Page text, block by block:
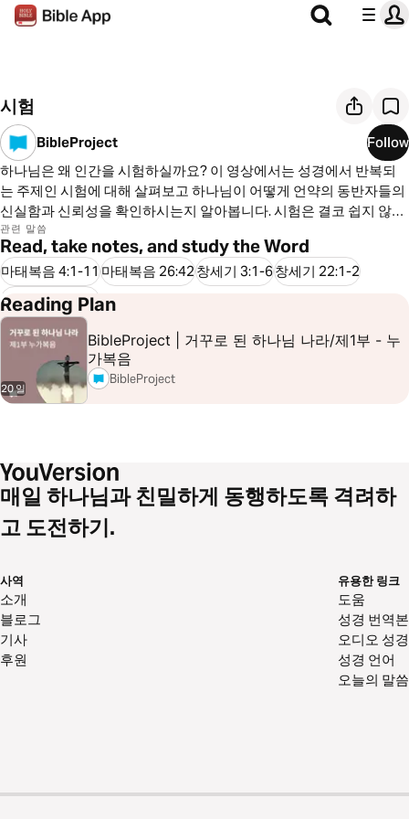
시험
BibleProject
Follow
하나님은 왜 인간을 시험하실까요? 이 영상에서는 성경에서 반복되
는 주제인 시험에 대해 살펴보고 하나님이 어떻게 언약의 동반자들의
신실함과 신뢰성을 확인하시는지 알아봅니다. 시험은 결코 쉽지 않지
만, 하나님의 사람들은 그것을 통해 성장하고 변화되는 중요한 기회를
얻을 수 있습니다.
관련 말씀
Read, take notes, and study the Word
마태복음 4:1-11마태복음 26:42창세기 3:1-6창세기 22:1-2
출애굽기 15:4-7
Reading Plan
20 일
BibleProject | 거꾸로 된 하나님 나라/제1부 - 누
가복음
BibleProject
매일 하나님과 친밀하게 동행하도록 격려하
고 도전하기.
사역
소개
블로그
기사
후원
유용한 링크
도움
성경 번역본
오디오 성경
성경 언어
오늘의 말씀